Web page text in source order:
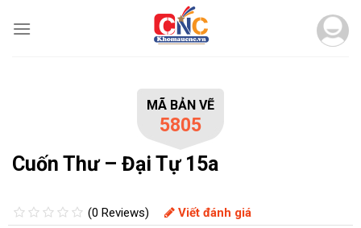
MÃ BẢN VẼ
5805
Cuốn Thư – Đại Tự 15a
(0 Reviews) Viết đánh giá